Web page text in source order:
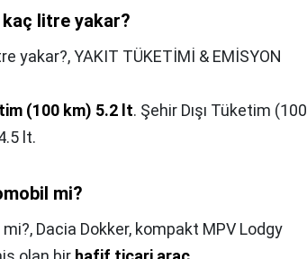
litre yakar?
yakar?,YAKIT TÜKETİMİ & EMİSYON
(100 km) 5.2 lt. Şehir Dışı Tüketim (100
lt.
mi?
Dacia Dokker, kompakt MPV Lodgy